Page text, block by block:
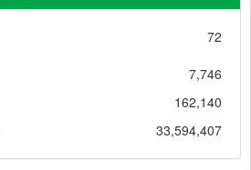
72
7,746
162,140
33,594,407